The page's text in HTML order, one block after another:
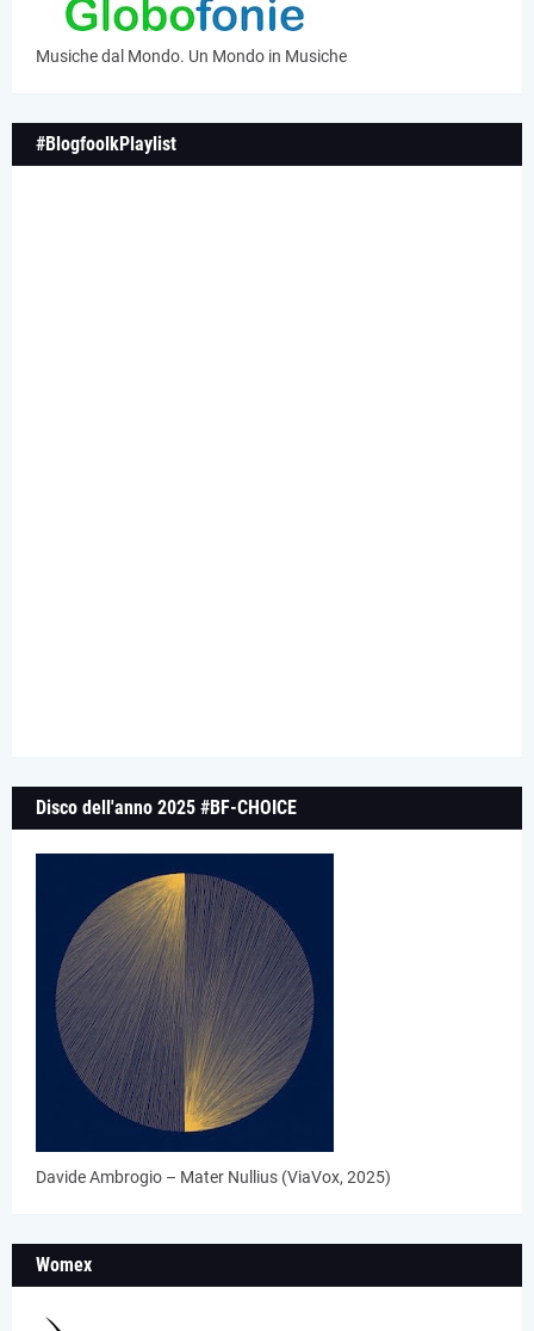
Musiche dal Mondo. Un Mondo in Musiche
#BlogfoolkPlaylist
Disco dell'anno 2025 #BF-CHOICE
Davide Ambrogio – Mater Nullius (ViaVox, 2025)
Womex